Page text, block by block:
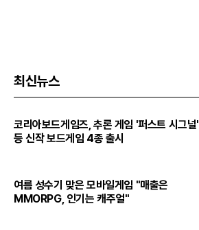
최신뉴스
코리아보드게임즈, 추론 게임 '퍼스트 시그널'
등 신작 보드게임 4종 출시
여름 성수기 맞은 모바일게임 "매출은
MMORPG, 인기는 캐주얼"